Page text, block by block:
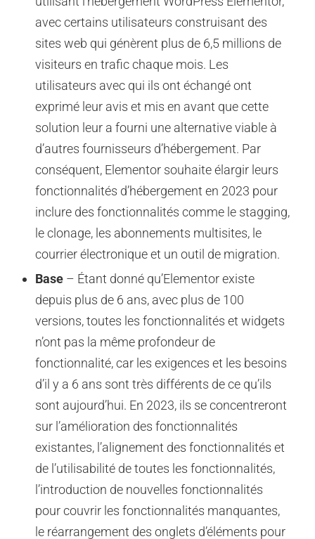
avec certains utilisateurs construisant des
sites web qui génèrent plus de 6,5 millions de
visiteurs en trafic chaque mois. Les
utilisateurs avec qui ils ont échangé ont
exprimé leur avis et mis en avant que cette
solution leur a fourni une alternative viable à
d’autres fournisseurs d’hébergement. Par
conséquent, Elementor souhaite élargir leurs
fonctionnalités d’hébergement en 2023 pour
inclure des fonctionnalités comme le stagging,
le clonage, les abonnements multisites, le
courrier électronique et un outil de migration.
Base – Étant donné qu’Elementor existe
depuis plus de 6 ans, avec plus de 100
versions, toutes les fonctionnalités et widgets
n’ont pas la même profondeur de
fonctionnalité, car les exigences et les besoins
d’il y a 6 ans sont très différents de ce qu’ils
sont aujourd’hui. En 2023, ils se concentreront
sur l’amélioration des fonctionnalités
existantes, l’alignement des fonctionnalités et
de l’utilisabilité de toutes les fonctionnalités,
l’introduction de nouvelles fonctionnalités
pour couvrir les fonctionnalités manquantes,
le réarrangement des onglets d’éléments pour